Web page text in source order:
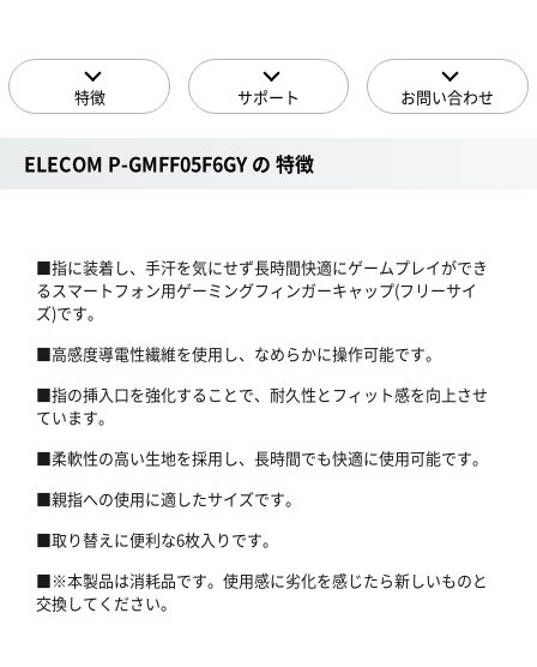
特徴 サポート お問い合わせ
ELECOM P-GMFF05F6GY の 特徴
■指に装着し、手汗を気にせず長時間快適にゲームプレイができ
るスマートフォン用ゲーミングフィンガーキャップ(フリーサイ
ズ)です。
■高感度導電性繊維を使用し、なめらかに操作可能です。
■指の挿入口を強化することで、耐久性とフィット感を向上させ
ています。
■柔軟性の高い生地を採用し、長時間でも快適に使用可能です。
■親指への使用に適したサイズです。
■取り替えに便利な6枚入りです。
■※本製品は消耗品です。使用感に劣化を感じたら新しいものと
交換してください。